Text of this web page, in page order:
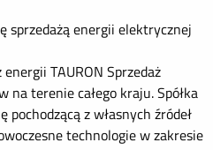
sprzedażą energii elektrycznej
TAURON Sprzedaż
terenie całego kraju. Spółka
z własnych źródeł
technologie w zakresie